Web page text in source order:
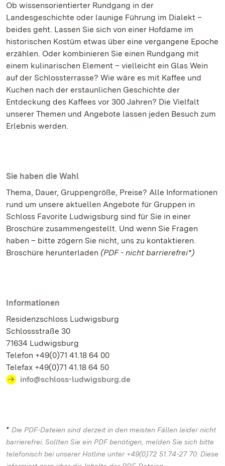
Ob wissensorientierter Rundgang in der
Landesgeschichte oder launige Führung im Dialekt –
beides geht. Lassen Sie sich von einer Hofdame im
historischen Kostüm etwas über eine vergangene Epoche
erzählen. Oder kombinieren Sie einen Rundgang mit
einem kulinarischen Element – vielleicht ein Glas Wein
auf der Schlossterrasse? Wie wäre es mit Kaffee und
Kuchen nach der erstaunlichen Geschichte der
Entdeckung des Kaffees vor 300 Jahren? Die Vielfalt
unserer Themen und Angebote lassen jeden Besuch zum
Erlebnis werden.
Sie haben die Wahl
Thema, Dauer, Gruppengröße, Preise? Alle Informationen
rund um unsere aktuellen Angebote für Gruppen in
Schloss Favorite Ludwigsburg sind für Sie in einer
Broschüre zusammengestellt. Und wenn Sie Fragen
haben – bitte zögern Sie nicht, uns zu kontaktieren.
Broschüre herunterladen (PDF - nicht barrierefrei*)
Informationen
Residenzschloss Ludwigsburg
Schlossstraße 30
71634 Ludwigsburg
Telefon +49(0)71 41.18 64 00
Telefax +49(0)71 41.18 64 50
info@schloss-ludwigsburg.de
* Die PDF-Dateien sind derzeit in den meisten Fällen leider nicht
barrierefrei. Sollten Sie ein PDF benötigen, melden Sie sich bitte
telefonisch bei unserer Hotline unter +49(0)72 51.74-27 70. Diese